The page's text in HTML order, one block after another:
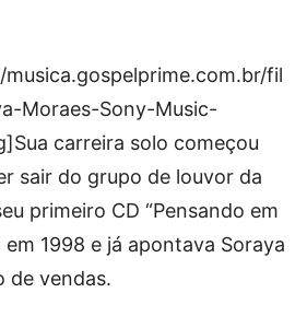
fil
Moraes-Sony-Music-
carreira solo começou
sair do grupo de louvor da
primeiro CD “Pensando em
em 1998 e já apontava Soraya
de vendas.